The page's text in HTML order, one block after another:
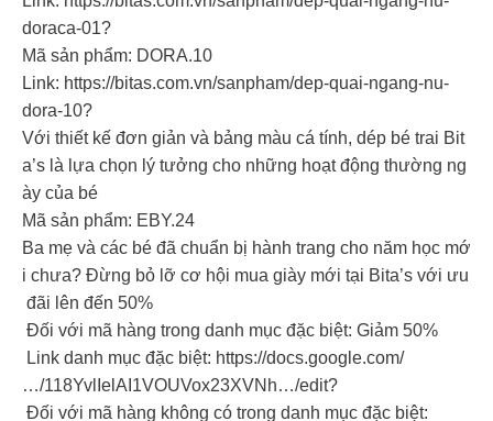
doraca-01?
Mã sản phẩm: DORA.10
Link: https://bitas.com.vn/sanpham/dep-quai-ngang-nu-
dora-10?
Với thiết kế đơn giản và bảng màu cá tính, dép bé trai Bit
a’s là lựa chọn lý tưởng cho những hoạt động thường ng
ày của bé
Mã sản phẩm: EBY.24
Ba mẹ và các bé đã chuẩn bị hành trang cho năm học mớ
i chưa? Đừng bỏ lỡ cơ hội mua giày mới tại Bita’s với ưu
đãi lên đến 50%
Đối với mã hàng trong danh mục đặc biệt: Giảm 50%
Link danh mục đặc biệt: https://docs.google.com/
…/118YvlIelAI1VOUVox23XVNh…/edit?
Đối với mã hàng không có trong danh mục đặc biệt: